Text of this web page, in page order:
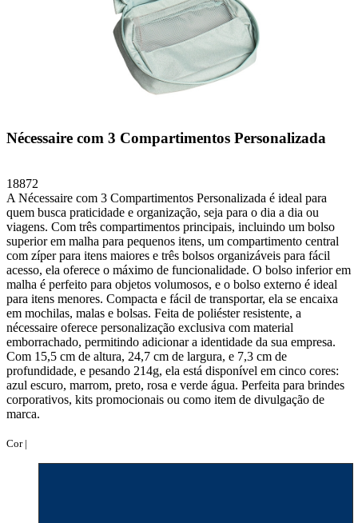
Nécessaire com 3 Compartimentos Personalizada
18872
A Nécessaire com 3 Compartimentos Personalizada é ideal para
quem busca praticidade e organização, seja para o dia a dia ou
viagens. Com três compartimentos principais, incluindo um bolso
superior em malha para pequenos itens, um compartimento central
com zíper para itens maiores e três bolsos organizáveis para fácil
acesso, ela oferece o máximo de funcionalidade. O bolso inferior em
malha é perfeito para objetos volumosos, e o bolso externo é ideal
para itens menores. Compacta e fácil de transportar, ela se encaixa
em mochilas, malas e bolsas. Feita de poliéster resistente, a
nécessaire oferece personalização exclusiva com material
emborrachado, permitindo adicionar a identidade da sua empresa.
Com 15,5 cm de altura, 24,7 cm de largura, e 7,3 cm de
profundidade, e pesando 214g, ela está disponível em cinco cores:
azul escuro, marrom, preto, rosa e verde água. Perfeita para brindes
corporativos, kits promocionais ou como item de divulgação de
marca.
Cor |